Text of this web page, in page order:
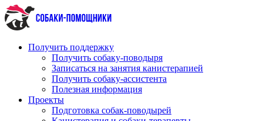
Перейти
к
содержимому
Получить поддержку
Получить собаку-поводыря
Записаться на занятия канистерапией
Получить собаку-ассистента
Полезная информация
Проекты
Подготовка собак-поводырей